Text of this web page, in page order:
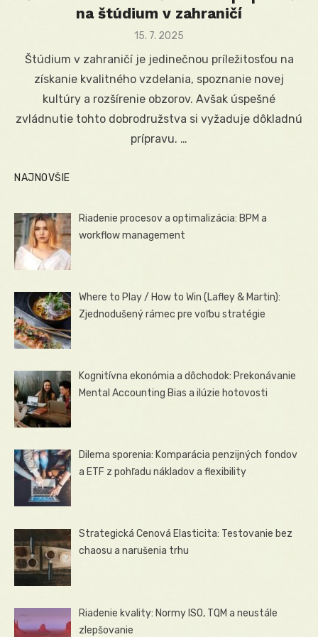
na štúdium v zahraničí
Posted
15. 7. 2025
Štúdium v zahraničí je jedinečnou príležitosťou na
získanie kvalitného vzdelania, spoznanie novej
kultúry a rozšírenie obzorov. Avšak úspešné
zvládnutie tohto dobrodružstva si vyžaduje dôkladnú
prípravu. …
NAJNOVŠIE
Riadenie procesov a optimalizácia: BPM a
workflow management
Where to Play / How to Win (Lafley & Martin):
Zjednodušený rámec pre voľbu stratégie
Kognitívna ekonómia a dôchodok: Prekonávanie
Mental Accounting Bias a ilúzie hotovosti
Dilema sporenia: Komparácia penzijných fondov
a ETF z pohľadu nákladov a flexibility
Strategická Cenová Elasticita: Testovanie bez
chaosu a narušenia trhu
Riadenie kvality: Normy ISO, TQM a neustále
zlepšovanie